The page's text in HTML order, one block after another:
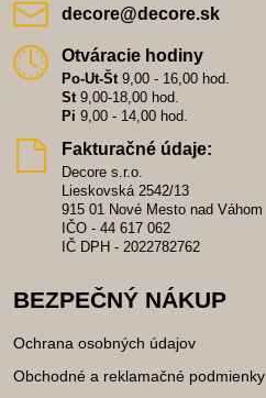
decore​@decore​.sk
Otváracie hodiny
Po-Ut-Št9,00 - 16,00 hod.
St9,00-18,00 hod.
Pi 9,00 - 14,00 hod.
Fakturačné údaje:
Decore s.r.o.
Lieskovská 2542/13
915 01 Nové Mesto nad Váhom
IČO - 44 617 062
IČ DPH - 2022782762
BEZPEČNÝ NÁKUP
Ochrana osobných údajov
Obchodné a reklamačné podmienky